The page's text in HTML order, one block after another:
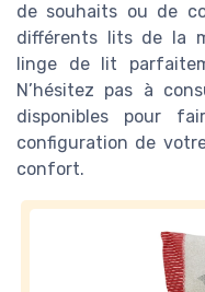
de souhaits ou de
différents lits de la
linge de lit
N’hésitez pas à
disponibles pour
configuration de
confort.